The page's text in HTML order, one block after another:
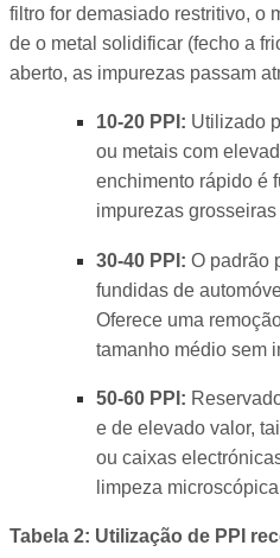
filtro for demasiado restritivo, o
de o metal solidificar (fecho a
aberto, as impurezas passam
10-20 PPI: Utilizado
ou metais com
enchimento rápido é
impurezas
30-40 PPI: O padrão
fundidas de
Oferece uma
tamanho médio sem
50-60 PPI:
e de elevado valor,
ou caixas
limpeza
Tabela 2: Utilização de PPI